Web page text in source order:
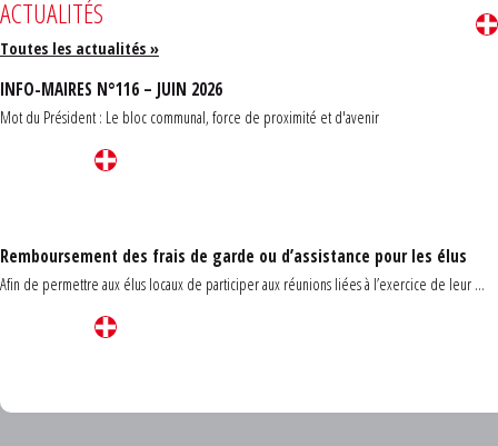
ACTUALITÉS
Toutes les actualités »
INFO-MAIRES N°116 – JUIN 2026
Mot du Président : Le bloc communal, force de proximité et d'avenir
Remboursement des frais de garde ou d’assistance pour les élus
Afin de permettre aux élus locaux de participer aux réunions liées à l’exercice de leur ...